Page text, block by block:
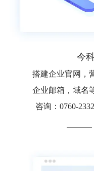
今
搭建企业官网，
企业邮箱，域名
咨询：0760-